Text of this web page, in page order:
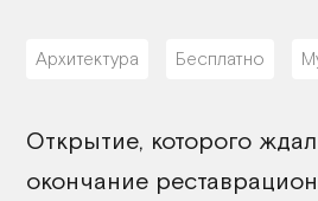
Архитектура Бесплатно
Открытие, которого
окончание